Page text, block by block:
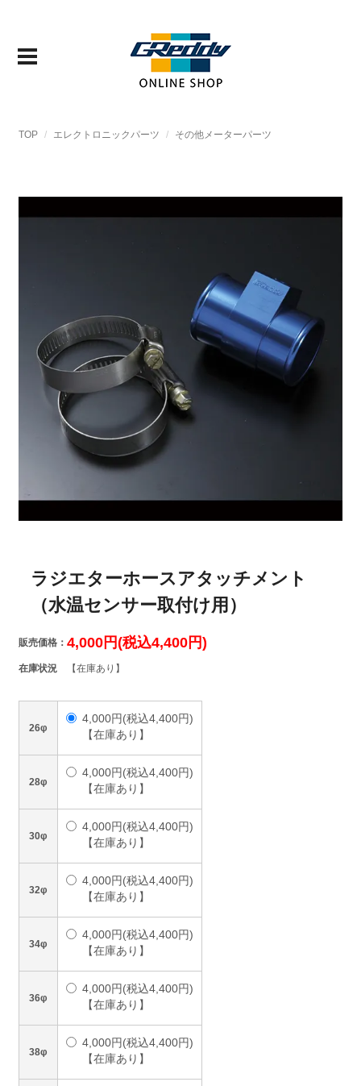
TOP エレクトロニックパーツ その他メーターパーツ
ラジエターホースアタッチメント
（水温センサー取付け用）
販売価格： 4,000円(税込4,400円)
在庫状況 【在庫あり】
26φ
4,000円(税込4,400円)
【在庫あり】
28φ
4,000円(税込4,400円)
【在庫あり】
30φ
4,000円(税込4,400円)
【在庫あり】
32φ
4,000円(税込4,400円)
【在庫あり】
34φ
4,000円(税込4,400円)
【在庫あり】
36φ
4,000円(税込4,400円)
【在庫あり】
38φ
4,000円(税込4,400円)
【在庫あり】